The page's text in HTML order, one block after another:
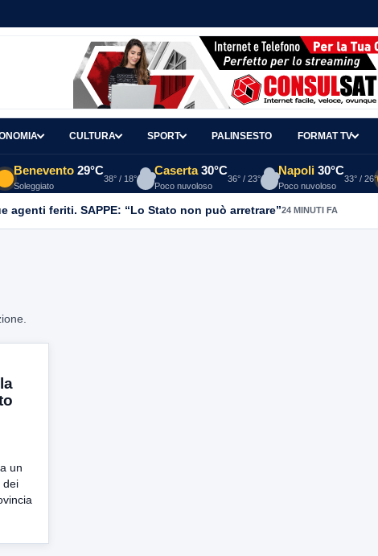
CULTURA SPORT PALINSESTO FORMAT TV
Benevento 29°C
Soleggiato
38° / 18°
Caserta 30°C
Poco nuvoloso
36° / 23°
Napoli 30°C
Poco nuvoloso
33° / 26°
agenti feriti. SAPPE: “Lo Stato non può arretrare”24 MINUTI FA
un
dei